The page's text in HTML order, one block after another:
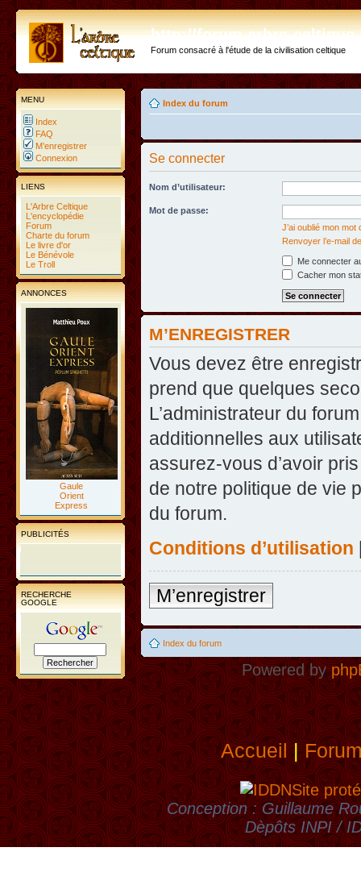
http://forum.arbre-
Forum consacré à l'étude de la civilisation celtique
MENU
Index
FAQ
M’enregistrer
Connexion
LIENS
L'Arbre Celtique
L'encyclopédie
Forum
Charte du forum
Le livre d'or
Le Bénévole
Le Troll
ANNONCES
Gaule
Orient
Express
PUBLICITÉS
RECHERCHE
GOOGLE
Index du forum
Se connecter
Nom d’utilisateur:
Mot de passe:
J’ai oublié mon mot
Renvoyer l’e-mail
Me connecter
Cacher mon
M’ENREGISTRER
Vous devez être
prend que quelques
L’administrateur du
additionnelles aux
assurez-vous d’avoir
de notre politique de vie
du forum.
Conditions d’utilisation
M’enregistrer
Index du forum
Powered by
Accueil|
Site
Conception : Guillaume
Dèpôts INPI /